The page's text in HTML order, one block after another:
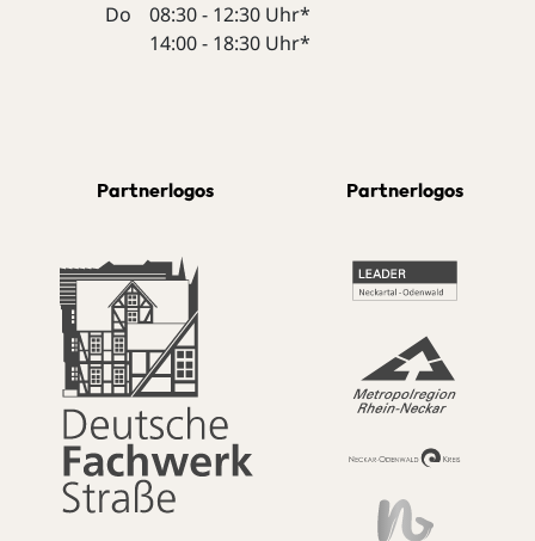
Do
08:30 - 12:30 Uhr*
14:00 - 18:30 Uhr*
Partnerlogos Partnerlogos